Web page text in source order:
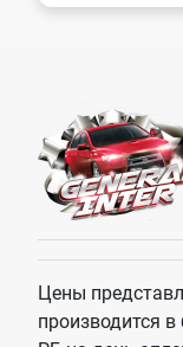
Цены
производится